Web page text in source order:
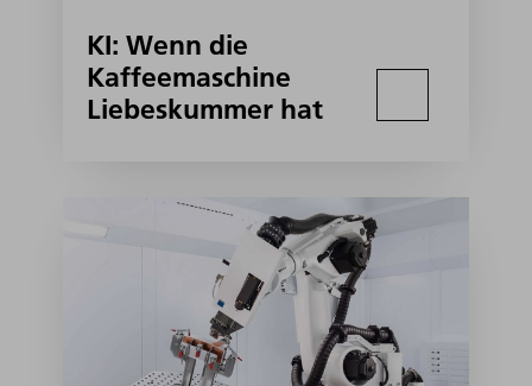
KI: Wenn die
Kaffeemaschine
Liebeskummer hat